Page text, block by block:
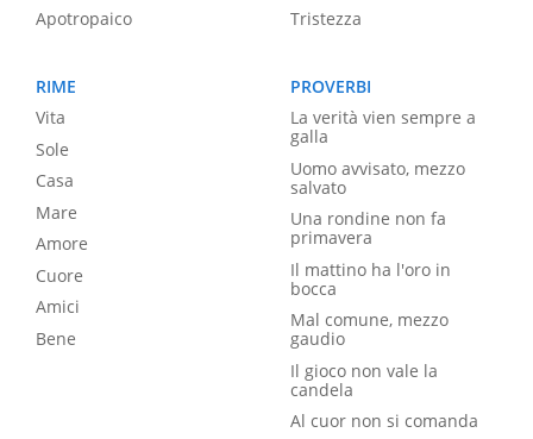
Apotropaico
Tristezza
RIME
Vita
Sole
Casa
Mare
Amore
Cuore
Amici
Bene
PROVERBI
La verità vien sempre a
galla
Uomo avvisato, mezzo
salvato
Una rondine non fa
primavera
Il mattino ha l'oro in
bocca
Mal comune, mezzo
gaudio
Il gioco non vale la
candela
Al cuor non si comanda